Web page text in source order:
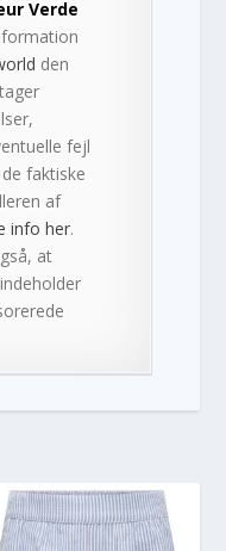
Verde
den
fejl
faktiske
af
info her.
at